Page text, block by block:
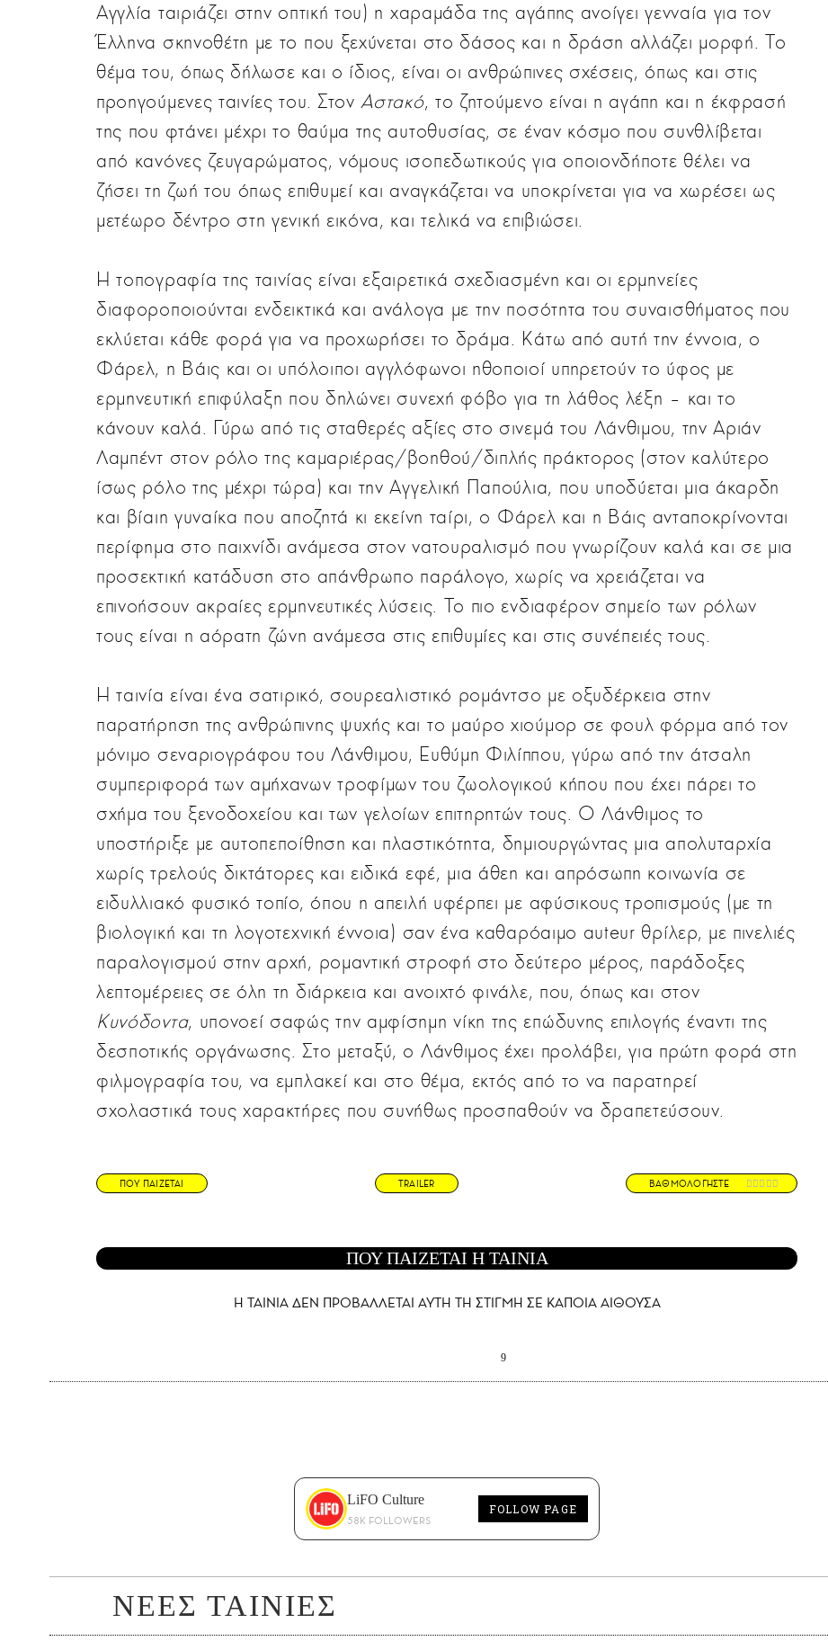
Αγγλία ταιριάζει στην οπτική του) η χαραμάδα της αγάπης ανοίγει γενναία για τον
Έλληνα σκηνοθέτη με το που ξεχύνεται στο δάσος και η δράση αλλάζει μορφή. Το
θέμα του, όπως δήλωσε και ο ίδιος, είναι οι ανθρώπινες σχέσεις, όπως και στις
προηγούμενες ταινίες του. ΣτονΑστακό, το ζητούμενο είναι η αγάπη και η έκφρασή
της που φτάνει μέχρι το θαύμα της αυτοθυσίας, σε έναν κόσμο που συνθλίβεται
από κανόνες ζευγαρώματος, νόμους ισοπεδωτικούς για οποιονδήποτε θέλει να
ζήσει τη ζωή του όπως επιθυμεί και αναγκάζεται να υποκρίνεται για να χωρέσει ως
μετέωρο δέντρο στη γενική εικόνα, και τελικά να επιβιώσει.
Η τοπογραφία της ταινίας είναι εξαιρετικά σχεδιασμένη και οι ερμηνείες
διαφοροποιούνται ενδεικτικά και ανάλογα με την ποσότητα του συναισθήματος που
εκλύεται κάθε φορά για να προχωρήσει το δράμα. Κάτω από αυτή την έννοια, ο
Φάρελ, η Βάις και οι υπόλοιποι αγγλόφωνοι ηθοποιοί υπηρετούν το ύφος με
ερμηνευτική επιφύλαξη που δηλώνει συνεχή φόβο για τη λάθος λέξη – και το
κάνουν καλά. Γύρω από τις σταθερές αξίες στο σινεμά του Λάνθιμου, την Αριάν
Λαμπέντ στον ρόλο της καμαριέρας/βοηθού/διπλής πράκτορος (στον καλύτερο
ίσως ρόλο της μέχρι τώρα) και την Αγγελική Παπούλια, που υποδύεται μια άκαρδη
και βίαιη γυναίκα που αποζητά κι εκείνη ταίρι, ο Φάρελ και η Βάις ανταποκρίνονται
περίφημα στο παιχνίδι ανάμεσα στον νατουραλισμό που γνωρίζουν καλά και σε μια
προσεκτική κατάδυση στο απάνθρωπο παράλογο, χωρίς να χρειάζεται να
επινοήσουν ακραίες ερμηνευτικές λύσεις. Το πιο ενδιαφέρον σημείο των ρόλων
τους είναι η αόρατη ζώνη ανάμεσα στις επιθυμίες και στις συνέπειές τους.
Η ταινία είναι ένα σατιρικό, σουρεαλιστικό ρομάντσο με οξυδέρκεια στην
παρατήρηση της ανθρώπινης ψυχής και το μαύρο χιούμορ σε φουλ φόρμα από τον
μόνιμο σεναριογράφου του Λάνθιμου, Ευθύμη Φιλίππου, γύρω από την άτσαλη
συμπεριφορά των αμήχανων τροφίμων του ζωολογικού κήπου που έχει πάρει το
σχήμα του ξενοδοχείου και των γελοίων επιτηρητών τους. Ο Λάνθιμος το
υποστήριξε με αυτοπεποίθηση και πλαστικότητα, δημιουργώντας μια απολυταρχία
χωρίς τρελούς δικτάτορες και ειδικά εφέ, μια άθεη και απρόσωπη κοινωνία σε
ειδυλλιακό φυσικό τοπίο, όπου η απειλή υφέρπει με αφύσικους τροπισμούς (με τη
βιολογική και τη λογοτεχνική έννοια) σαν ένα καθαρόαιμο auteur θρίλερ, με πινελιές
παραλογισμού στην αρχή, ρομαντική στροφή στο δεύτερο μέρος, παράδοξες
λεπτομέρειες σε όλη τη διάρκεια και ανοιχτό φινάλε, που, όπως και στον
Κυνόδοντα, υπονοεί σαφώς την αμφίσημη νίκη της επώδυνης επιλογής έναντι της
δεσποτικής οργάνωσης. Στο μεταξύ, ο Λάνθιμος έχει προλάβει, για πρώτη φορά στη
φιλμογραφία του, να εμπλακεί και στο θέμα, εκτός από το να παρατηρεί
σχολαστικά τους χαρακτήρες που συνήθως προσπαθούν να δραπετεύσουν.
ΠΟΥ ΠΑΙΖΕΤΑΙ TRAILER ΒΑΘΜΟΛΟΓΗΣΤΕ
ΠΟΥ ΠΑΙΖΕΤΑΙ Η ΤΑΙΝΙΑ
Η ΤΑΙΝΙΑ ΔΕΝ ΠΡΟΒΑΛΛΕΤΑΙ AYTH ΤΗ ΣΤΙΓΜΗ ΣΕ ΚΑΠΟΙΑ ΑΙΘΟΥΣΑ
9
LiFO Culture
58K FOLLOWERS
FOLLOW PAGE
ΝΕΕΣ ΤΑΙΝΙΕΣ